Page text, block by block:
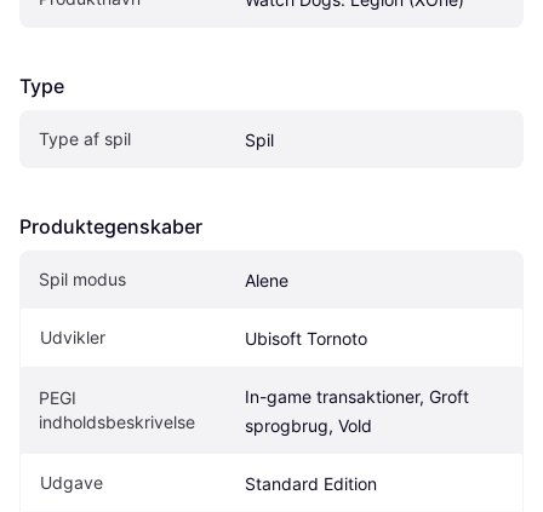
Type
Type af spil Spil
Produktegenskaber
Spil modus Alene
Udvikler Ubisoft Tornoto
PEGI
indholdsbeskrivelse
In-game transaktioner, Groft
sprogbrug, Vold
Udgave Standard Edition